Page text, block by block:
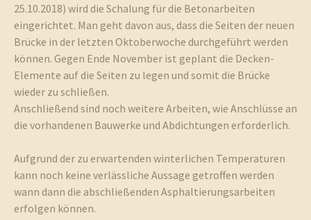
und
25.10.2018) wird die Schalung für die Betonarbeiten
eingerichtet. Man geht davon aus, dass die Seiten der neuen
Brücke in der letzten Oktoberwoche durchgeführt werden
können. Gegen Ende November ist geplant die Decken-
Elemente auf die Seiten zu legen und somit die Brücke
wieder zu schließen.
Anschließend sind noch weitere Arbeiten, wie Anschlüsse an
die vorhandenen Bauwerke und Abdichtungen erforderlich.
Aufgrund der zu erwartenden winterlichen Temperaturen
kann noch keine verlässliche Aussage getroffen werden
wann dann die abschließenden Asphaltierungsarbeiten
erfolgen können.